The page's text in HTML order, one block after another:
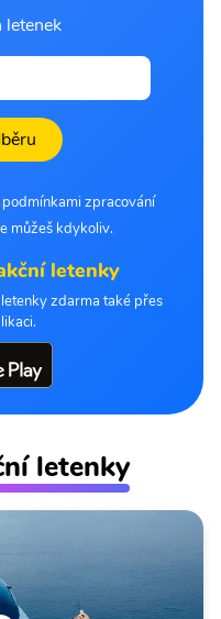
letenek
zpracování
můžeš kdykoliv.
letenky
zdarma také přes
letenky